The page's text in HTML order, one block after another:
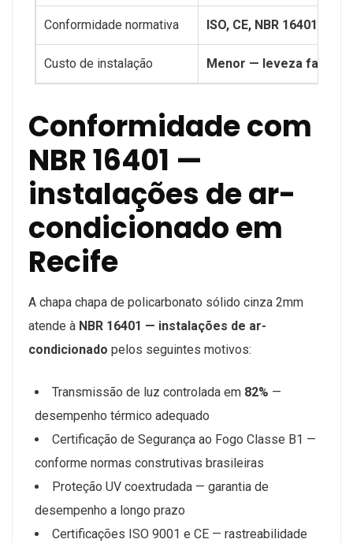
Conformidade normativa ISO, CE, NBR 16401 —
Custo de instalação Menor — leveza facilita
Conformidade com
NBR 16401 —
instalações de ar-
condicionado em
Recife
A chapa chapa de policarbonato sólido cinza 2mm
atende à NBR 16401 — instalações de ar-
condicionado pelos seguintes motivos:
Transmissão de luz controlada em 82% —
desempenho térmico adequado
Certificação de Segurança ao Fogo Classe B1 —
conforme normas construtivas brasileiras
Proteção UV coextrudada — garantia de
desempenho a longo prazo
Certificações ISO 9001 e CE — rastreabilidade